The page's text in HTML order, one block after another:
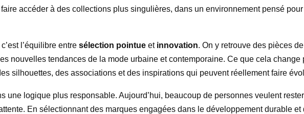
accéder à des collections plus singulières, dans un environnement pensé
l’équilibre entre sélection pointue et innovation. On y retrouve des pièces
nouvelles tendances de la mode urbaine et contemporaine. Ce que cela change
silhouettes, des associations et des inspirations qui peuvent réellement faire
une logique plus responsable. Aujourd’hui, beaucoup de personnes veulent
En sélectionnant des marques engagées dans le développement durable